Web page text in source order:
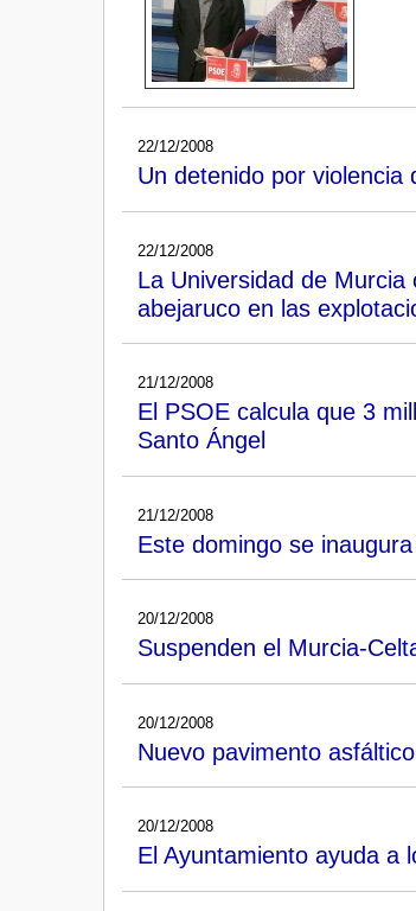
22/12/2008
Un detenido por
22/12/2008
La Universidad de
abejaruco en las
21/12/2008
El PSOE calcula que 3
Santo Ángel
21/12/2008
Este domingo se
20/12/2008
Suspenden el Murcia-
20/12/2008
Nuevo pavimento
20/12/2008
El Ayuntamiento ayuda a